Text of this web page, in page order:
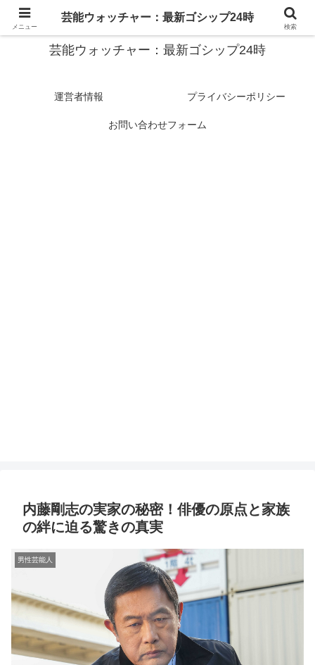
スターたちの裏側を徹底追跡！話題のゴシップがここに集結
芸能ウォッチャー：最新ゴシップ24時
運営者情報 プライバシーポリシー
お問い合わせフォーム
内藤剛志の実家の秘密！俳優の原点と家族
の絆に迫る驚きの真実
男性芸能人
メニュー
芸能ウォッチャー：最新ゴシップ24時
検索